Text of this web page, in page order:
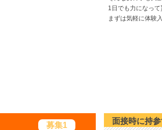
1日でも力になっ
まずは気軽に体験
募集1 面接時に持